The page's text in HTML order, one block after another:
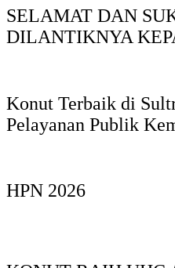
SELAMAT DAN
DILANTIKNYA
Konut Terbaik di
Pelayanan Publik
HPN 2026